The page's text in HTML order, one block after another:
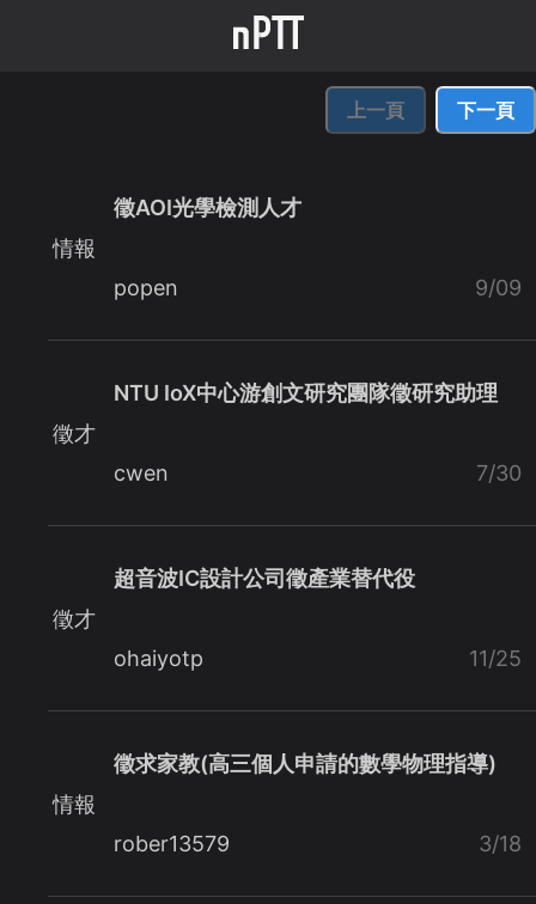
上一頁 下一頁
情報
徵AOI光學檢測人才
popen 9/09
徵才
NTU IoX中心游創文研究團隊徵研究助理
cwen 7/30
徵才
超音波IC設計公司徵產業替代役
ohaiyotp 11/25
情報
徵求家教(高三個人申請的數學物理指導)
rober13579 3/18